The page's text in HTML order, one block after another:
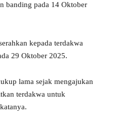
banding pada 14 Oktober
kepada terdakwa
29 Oktober 2025.
lama sejak mengajukan
terdakwa untuk